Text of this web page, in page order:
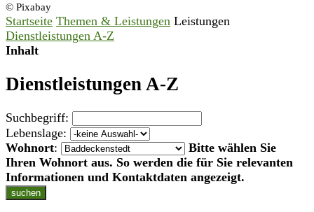
© Pixabay
Startseite Themen & Leistungen Leistungen
Dienstleistungen A-Z
Inhalt
Dienstleistungen A-Z
Suchbegriff:
Lebenslage:
Wohnort:
Bitte wählen Sie
Ihren Wohnort aus. So werden die für Sie relevanten
Informationen und Kontaktdaten angezeigt.
suchen